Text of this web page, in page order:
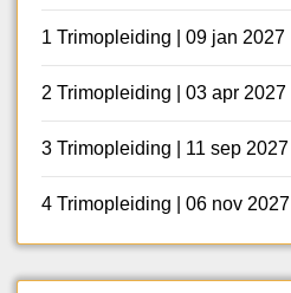
1 Trimopleiding | 09 jan 2027
2 Trimopleiding | 03 apr 2027
3 Trimopleiding | 11 sep 2027
4 Trimopleiding | 06 nov 2027